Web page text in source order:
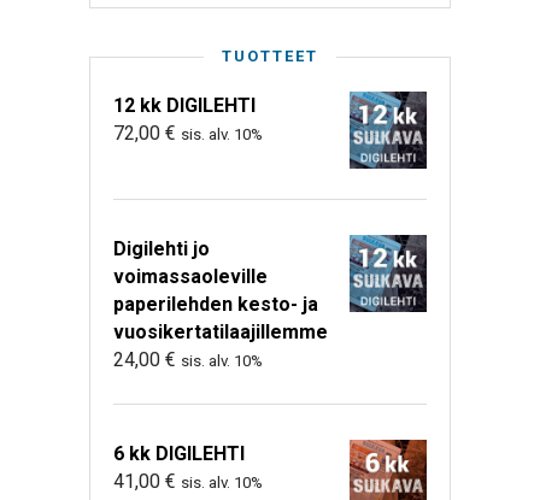
TUOTTEET
12 kk DIGILEHTI
72,00 € sis. alv. 10%
Digilehti jo
voimassaoleville
paperilehden kesto- ja
vuosikertatilaajillemme
24,00 € sis. alv. 10%
6 kk DIGILEHTI
41,00 € sis. alv. 10%